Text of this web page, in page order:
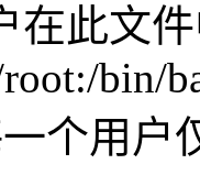
在此文
bin/
个用户